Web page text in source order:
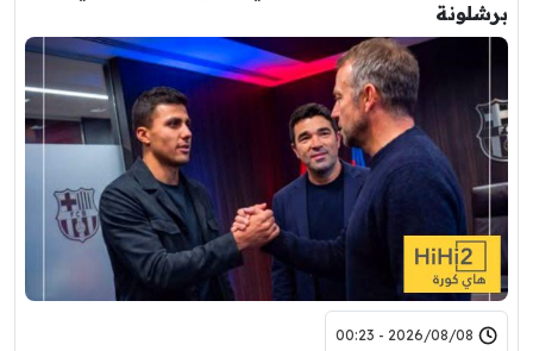
برشلونة
2026/08/08 - 00:23